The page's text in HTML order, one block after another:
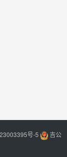
号-5
吉公